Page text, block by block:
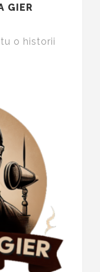
GIER
o historii